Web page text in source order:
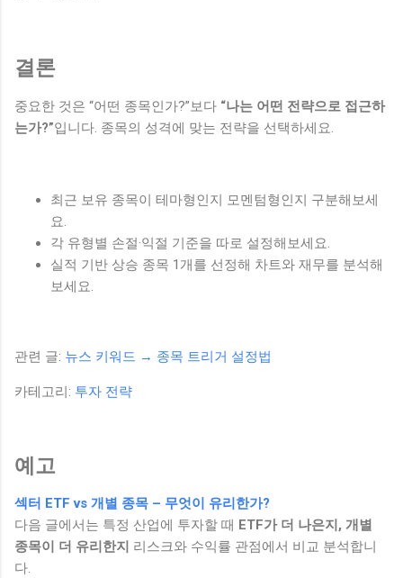
결론
중요한 것은 “어떤 종목인가?”보다 “나는 어떤 전략으로 접근하
는가?”입니다. 종목의 성격에 맞는 전략을 선택하세요.
최근 보유 종목이 테마형인지 모멘텀형인지 구분해보세
요.
각 유형별 손절·익절 기준을 따로 설정해보세요.
실적 기반 상승 종목 1개를 선정해 차트와 재무를 분석해
보세요.
관련 글: 뉴스 키워드 → 종목 트리거 설정법
카테고리: 투자 전략
예고
섹터 ETF vs 개별 종목 – 무엇이 유리한가?
다음 글에서는 특정 산업에 투자할 때 ETF가 더 나은지, 개별
종목이 더 유리한지 리스크와 수익률 관점에서 비교 분석합니
다.